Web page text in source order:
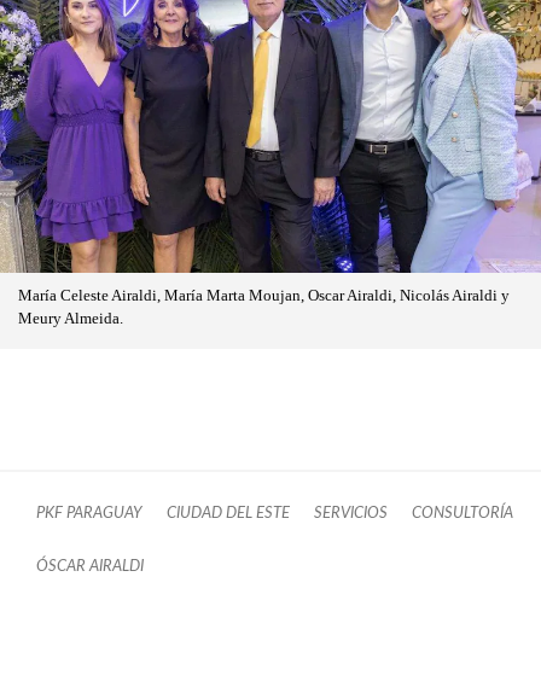
María Celeste Airaldi, María Marta Moujan, Oscar Airaldi, Nicolás Airaldi y
Meury Almeida.
PKF PARAGUAY CIUDAD DEL ESTE SERVICIOS CONSULTORÍA
ÓSCAR AIRALDI